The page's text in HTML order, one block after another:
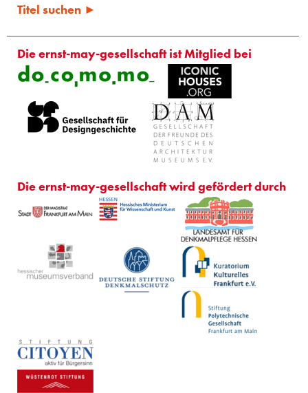
Titel suchen ►
Die ernst-may-gesellschaft ist Mitglied bei
Die ernst-may-gesellschaft wird gefördert durch